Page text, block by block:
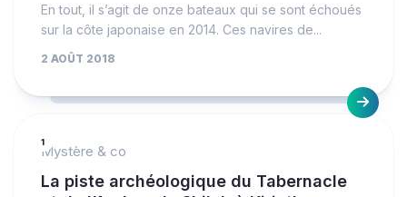
En tout, il s’agit de onze bateaux qui se sont échoués
sur la côte japonaise en 2014. Ces navires de...
2 AOÛT 2018
1
Mystère & co
La piste archéologique du Tabernacle